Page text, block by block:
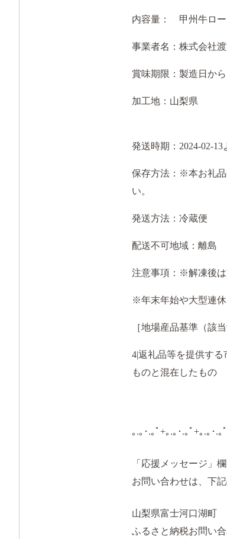
内容量： 甲州牛ロ
事業者名：株式会社
賞味期限：製造日から
加工地：山梨県
発送時期： 2024-02-
保存方法： ※本お礼品
い。
発送方法：冷蔵便
配送不可地域：離島
注意事項： ※解凍後
※年末年始や大型連
［地場産品基準（該
4|返礼品等を提供する
ものと混在したもの
｡.｡･.｡ﾟ+｡.｡･.｡ﾟ+｡.｡･.｡
「応援メッセージ」
お問い合わせは、下
山梨県富士河口湖町
ふるさと納税お問い